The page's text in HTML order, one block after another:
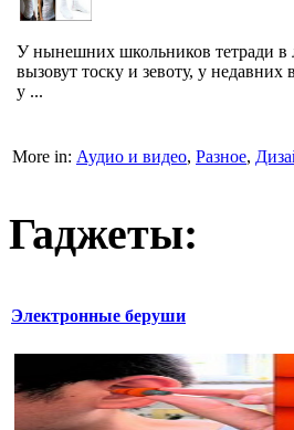
У нынешних школьников тетради в
вызовут тоску и зевоту, у
у ...
More in: Аудио и видео, Разное,
Гаджеты:
Электронные беруши